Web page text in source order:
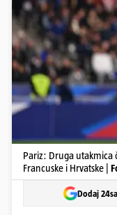
Pariz: Druga utakmica
Francuske i Hrvatske |
Dodaj